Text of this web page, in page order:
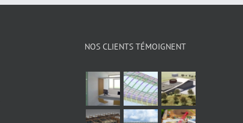
NOS CLIENTS TÉMOIGNENT